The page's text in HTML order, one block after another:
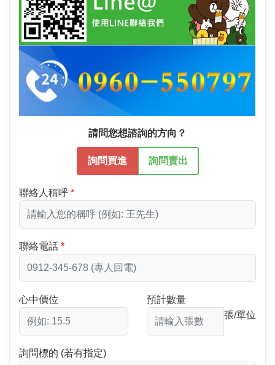
請問您想諮詢的方向？
詢問買進 詢問賣出
聯絡人稱呼
聯絡電話
心中價位
預計數量
張/單位
詢問標的 (若有指定)